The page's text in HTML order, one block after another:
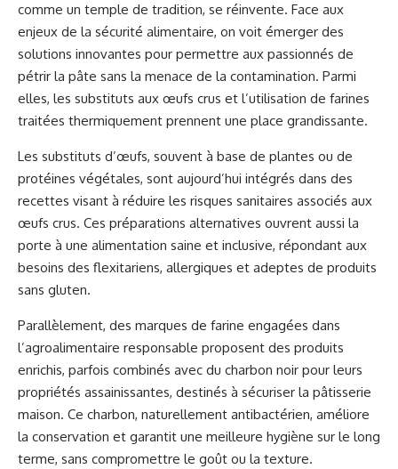
comme un temple de tradition, se réinvente. Face aux
enjeux de la sécurité alimentaire, on voit émerger des
solutions innovantes pour permettre aux passionnés de
pétrir la pâte sans la menace de la contamination. Parmi
elles, les substituts aux œufs crus et l’utilisation de farines
traitées thermiquement prennent une place grandissante.
Les substituts d’œufs, souvent à base de plantes ou de
protéines végétales, sont aujourd’hui intégrés dans des
recettes visant à réduire les risques sanitaires associés aux
œufs crus. Ces préparations alternatives ouvrent aussi la
porte à une alimentation saine et inclusive, répondant aux
besoins des flexitariens, allergiques et adeptes de produits
sans gluten.
Parallèlement, des marques de farine engagées dans
l’agroalimentaire responsable proposent des produits
enrichis, parfois combinés avec du charbon noir pour leurs
propriétés assainissantes, destinés à sécuriser la pâtisserie
maison. Ce charbon, naturellement antibactérien, améliore
la conservation et garantit une meilleure hygiène sur le long
terme, sans compromettre le goût ou la texture.